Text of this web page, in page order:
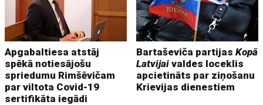
Apgabaltiesa atstāj
spēkā notiesājošu
spriedumu Rimšēvičam
par viltota Covid-19
sertifikāta iegādi
Bartaševiča partijasKopā
Latvijai valdes loceklis
apcietināts par ziņošanu
Krievijas dienestiem